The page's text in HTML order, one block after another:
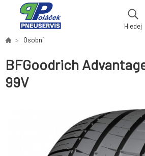
Hledej
Osobní
BFGoodrich
99V